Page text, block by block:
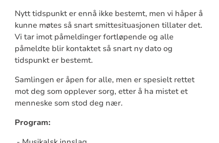
Nytt tidspunkt er ennå ikke bestemt, men vi håper å
kunne møtes så snart smittesituasjonen tillater det.
Vi tar imot påmeldinger fortløpende og alle
påmeldte blir kontaktet så snart ny dato og
tidspunkt er bestemt.
Samlingen er åpen for alle, men er spesielt rettet
mot deg som opplever sorg, etter å ha mistet et
menneske som stod deg nær.
Program: